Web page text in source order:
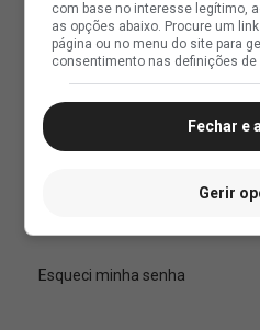
com base no interesse legítimo,
as opções abaixo. Procure um
página ou no menu do site para
consentimento nas definições de
Fechar e
Gerir